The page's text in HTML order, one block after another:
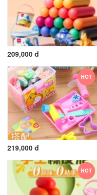
209,000 đ
HOT
219,000 đ
HOT